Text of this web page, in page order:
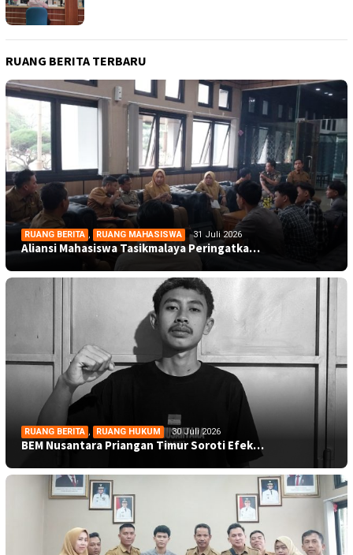
RUANG BERITA TERBARU
RUANG BERITA , RUANG MAHASISWA 31 Juli 2026
Aliansi Mahasiswa Tasikmalaya Peringatka…
RUANG BERITA , RUANG HUKUM 30 Juli 2026
BEM Nusantara Priangan Timur Soroti Efek…